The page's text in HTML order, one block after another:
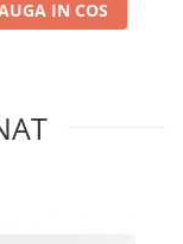
IN COS